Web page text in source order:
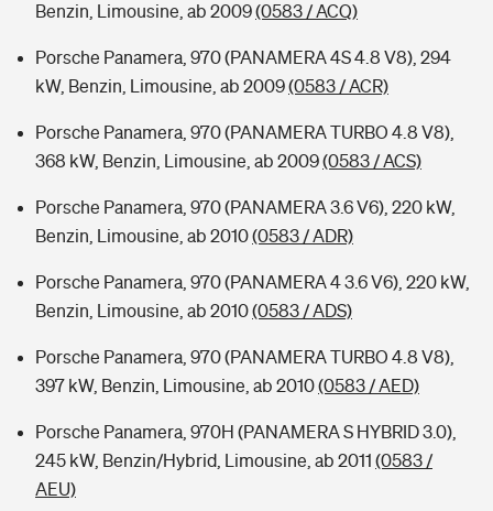
Tools
Kinderunfall-Check: Mehr Sicherheit für deine Kids
Sie haben Fragen?
Benzin, Limousine, ab 2009(0583 / ACQ)
Porsche Panamera, 970 (PANAMERA 4S 4.8 V8), 294
kW, Benzin, Limousine, ab 2009(0583 / ACR)
Porsche Panamera, 970 (PANAMERA TURBO 4.8 V8),
368 kW, Benzin, Limousine, ab 2009(0583 / ACS)
Porsche Panamera, 970 (PANAMERA 3.6 V6), 220 kW,
Benzin, Limousine, ab 2010(0583 / ADR)
Porsche Panamera, 970 (PANAMERA 4 3.6 V6), 220 kW,
Benzin, Limousine, ab 2010(0583 / ADS)
Porsche Panamera, 970 (PANAMERA TURBO 4.8 V8),
397 kW, Benzin, Limousine, ab 2010(0583 / AED)
Porsche Panamera, 970H (PANAMERA S HYBRID 3.0),
245 kW, Benzin/Hybrid, Limousine, ab 2011 (0583 /
AEU)